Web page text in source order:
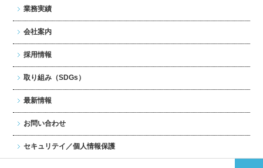
業務実績
会社案内
採用情報
取り組み（SDGs）
最新情報
お問い合わせ
セキュリテイ／個人情報保護